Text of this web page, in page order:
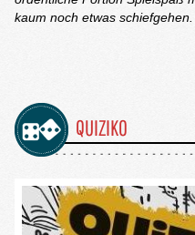
kaum noch etwas schiefgehen.
QUIZIKO